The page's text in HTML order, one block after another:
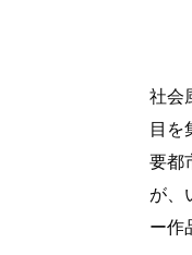
社会
目を
要都
が、
ー作